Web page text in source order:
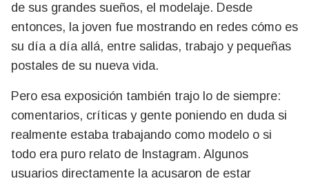
de sus grandes sueños, el modelaje. Desde
entonces, la joven fue mostrando en redes cómo es
su día a día allá, entre salidas, trabajo y pequeñas
postales de su nueva vida.
Pero esa exposición también trajo lo de siempre:
comentarios, críticas y gente poniendo en duda si
realmente estaba trabajando como modelo o si
todo era puro relato de Instagram. Algunos
usuarios directamente la acusaron de estar